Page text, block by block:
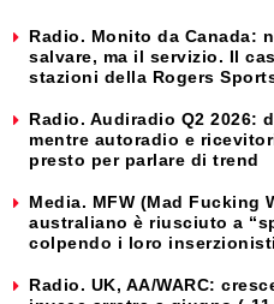
Radio. Monito da Canada:
salvare, ma il servizio. Il
stazioni della Rogers
Radio. Audiradio Q2 2026:
mentre autoradio e
presto per parlare di trend
Media. MFW (Mad Fucking
australiano è riusciuto a
colpendo i loro inserzionisti
Radio. UK, AA/WARC: